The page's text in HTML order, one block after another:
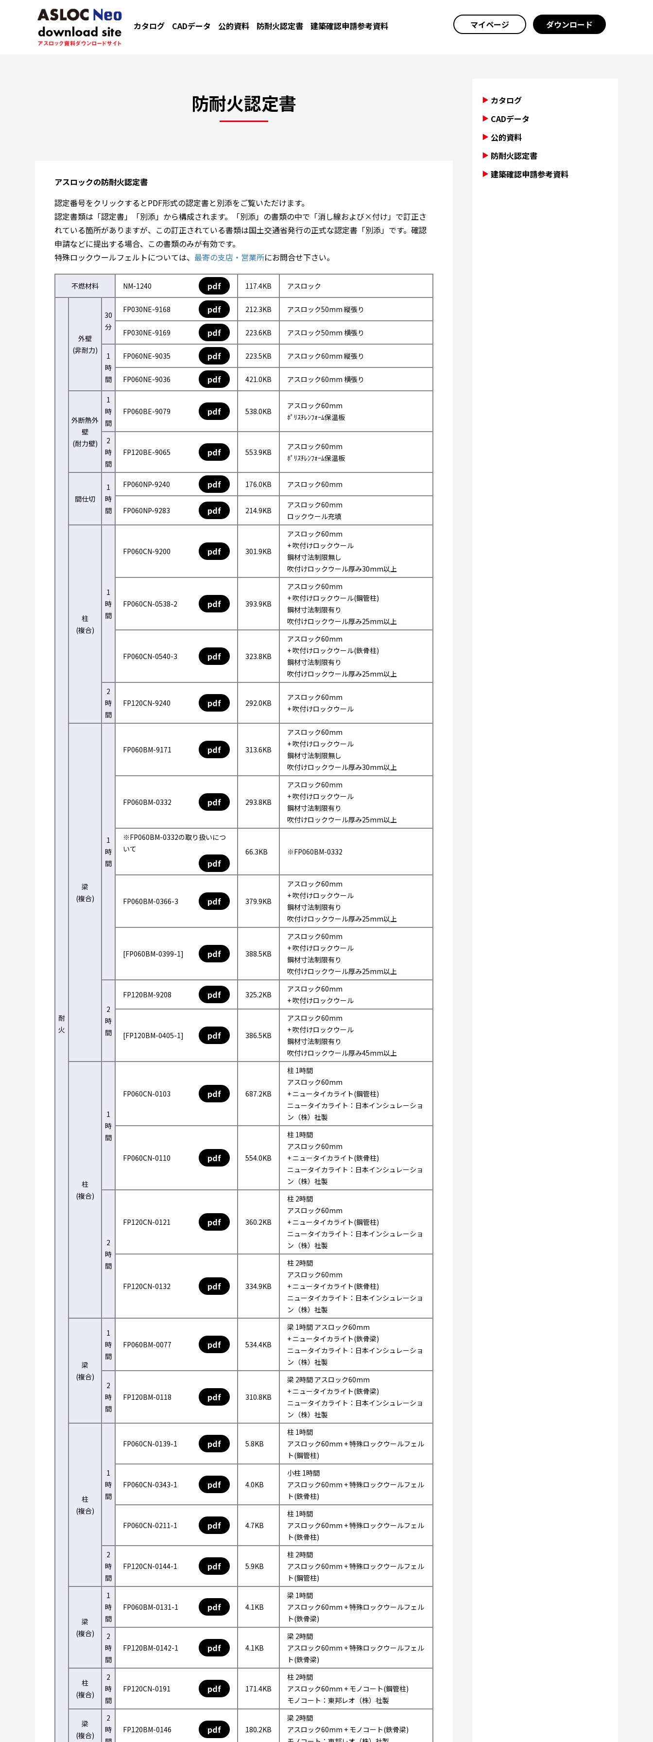
カタログ CADデータ 公的資料 防耐火認定書 建築確認申請参考資料 マイページ ダウンロード
防耐火認定書
アスロックの防耐火認定書
認定番号をクリックするとPDF形式の認定書と別添をご覧いただけます。
認定書類は「認定書」「別添」から構成されます。「別添」の書類の中で「消し線および×付け」で訂正さ
れている箇所がありますが、この訂正されている書類は国土交通省発行の正式な認定書「別添」です。確認
申請などに提出する場合、この書類のみが有効です。
特殊ロックウールフェルトについては、 最寄の支店・営業所にお問合せ下さい。
不燃材料 NM-1240 pdf 117.4KB アスロック
耐
火
外壁
(非耐力)
30
分
FP030NE-9168 pdf 212.3KB アスロック50mm 縦張り
FP030NE-9169 pdf 223.6KB アスロック50mm 横張り
1
時
間
FP060NE-9035 pdf 223.5KB アスロック60mm 縦張り
FP060NE-9036 pdf 421.0KB アスロック60mm 横張り
外断熱外
壁
(耐力壁)
1
時
間
FP060BE-9079 pdf 538.0KB
アスロック60mm
ﾎﾟﾘｽﾁﾚﾝﾌｫｰﾑ保温板
2
時
間
FP120BE-9065 pdf 553.9KB
アスロック60mm
ﾎﾟﾘｽﾁﾚﾝﾌｫｰﾑ保温板
間仕切
1
時
間
FP060NP-9240 pdf 176.0KB アスロック60mm
FP060NP-9283 pdf 214.9KB
アスロック60mm
ロックウール充填
柱
(複合)
1
時
間
FP060CN-9200 pdf 301.9KB
アスロック60mm
+ 吹付けロックウール
鋼材寸法制限無し
吹付けロックウール厚み30mm以上
FP060CN-0538-2 pdf 393.9KB
アスロック60mm
+ 吹付けロックウール(鋼管柱)
鋼材寸法制限有り
吹付けロックウール厚み25mm以上
FP060CN-0540-3 pdf 323.8KB
アスロック60mm
+ 吹付けロックウール(鉄骨柱)
鋼材寸法制限有り
吹付けロックウール厚み25mm以上
2
時
間
FP120CN-9240 pdf 292.0KB
アスロック60mm
+ 吹付けロックウール
梁
(複合)
1
時
間
FP060BM-9171 pdf 313.6KB
アスロック60mm
+ 吹付けロックウール
鋼材寸法制限無し
吹付けロックウール厚み30mm以上
FP060BM-0332 pdf 293.8KB
アスロック60mm
+ 吹付けロックウール
鋼材寸法制限有り
吹付けロックウール厚み25mm以上
※FP060BM-0332の取り扱いにつ
いて
pdf
66.3KB ※FP060BM-0332
FP060BM-0366-3 pdf 379.9KB
アスロック60mm
+ 吹付けロックウール
鋼材寸法制限有り
吹付けロックウール厚み25mm以上
[FP060BM-0399-1] pdf 388.5KB
アスロック60mm
+ 吹付けロックウール
鋼材寸法制限有り
吹付けロックウール厚み25mm以上
2
時
間
FP120BM-9208 pdf 325.2KB
アスロック60mm
+ 吹付けロックウール
[FP120BM-0405-1] pdf 386.5KB
アスロック60mm
+ 吹付けロックウール
鋼材寸法制限有り
吹付けロックウール厚み45mm以上
柱
(複合)
1
時
間
FP060CN-0103 pdf 687.2KB
柱 1時間
アスロック60mm
+ ニュータイカライト(鋼管柱)
ニュータイカライト：日本インシュレーショ
ン（株）社製
FP060CN-0110 pdf 554.0KB
柱 1時間
アスロック60mm
+ ニュータイカライト(鉄骨柱)
ニュータイカライト：日本インシュレーショ
ン（株）社製
2
時
間
FP120CN-0121 pdf 360.2KB
柱 2時間
アスロック60mm
+ ニュータイカライト(鋼管柱)
ニュータイカライト：日本インシュレーショ
ン（株）社製
FP120CN-0132 pdf 334.9KB
柱 2時間
アスロック60mm
+ ニュータイカライト(鉄骨柱)
ニュータイカライト：日本インシュレーショ
ン（株）社製
梁
(複合)
1
時
間
FP060BM-0077 pdf 534.4KB
梁 1時間 アスロック60mm
+ ニュータイカライト(鉄骨梁)
ニュータイカライト：日本インシュレーショ
ン（株）社製
2
時
間
FP120BM-0118 pdf 310.8KB
梁 2時間 アスロック60mm
+ ニュータイカライト(鉄骨梁)
ニュータイカライト：日本インシュレーショ
ン（株）社製
柱
(複合)
1
時
間
FP060CN-0139-1 pdf 5.8KB
柱 1時間
アスロック60mm + 特殊ロックウールフェル
ト(鋼管柱)
FP060CN-0343-1 pdf 4.0KB
小柱 1時間
アスロック60mm + 特殊ロックウールフェル
ト(鉄骨柱)
FP060CN-0211-1 pdf 4.7KB
柱 1時間
アスロック60mm + 特殊ロックウールフェル
ト(鉄骨柱)
2
時
間
FP120CN-0144-1 pdf 5.9KB
柱 2時間
アスロック60mm + 特殊ロックウールフェル
ト(鋼管柱)
梁
(複合)
1
時
間
FP060BM-0131-1 pdf 4.1KB
梁 1時間
アスロック60mm + 特殊ロックウールフェル
ト(鉄骨梁)
2
時
間
FP120BM-0142-1 pdf 4.1KB
梁 2時間
アスロック60mm + 特殊ロックウールフェル
ト(鉄骨梁)
柱
(複合)
2
時
間
FP120CN-0191 pdf 171.4KB
柱 2時間
アスロック60mm + モノコート(鋼管柱)
モノコート：東邦レオ（株）社製
梁
(複合)
2
時
FP120BM-0146 pdf 180.2KB
梁 2時間
アスロック60mm + モノコート(鉄骨梁)
カタログ
CADデータ
公的資料
防耐火認定書
建築確認申請参考資料